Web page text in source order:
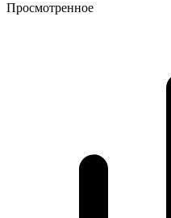
Просмотренное